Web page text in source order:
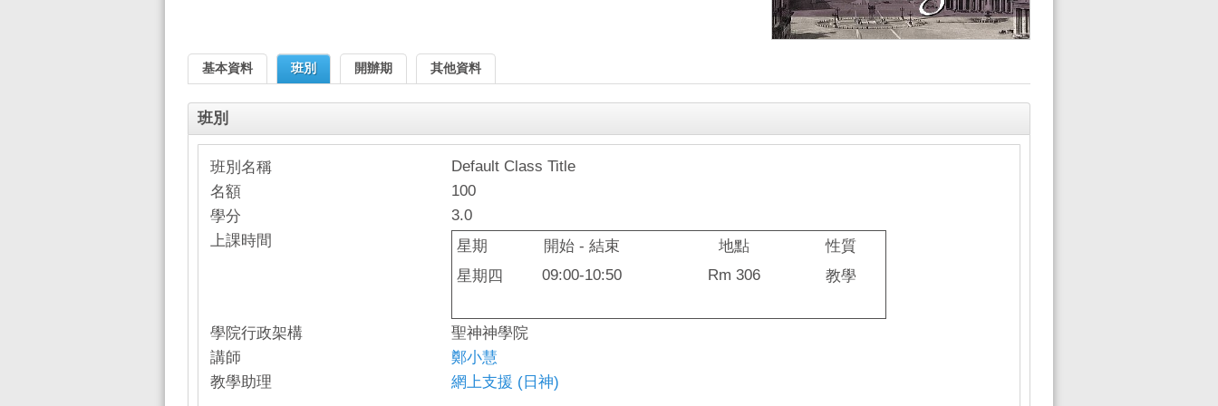
基本資料 班別 開辦期 其他資料
班別
班別名稱
Default Class Title
名額
100
學分
3.0
上課時間
星期 開始 - 結束 地點
性質
星期四
09:00-10:50 Rm 306 教學
學院行政架構
聖神神學院
講師
鄭小慧
教學助理
網上支援 (日神)